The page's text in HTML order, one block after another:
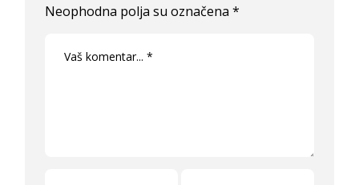
Neophodna polja su označena*